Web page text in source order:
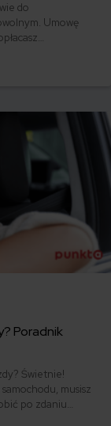
do
Umowę
trakcie trwania
Poradnik
Świetnie!
musisz
po zdaniu